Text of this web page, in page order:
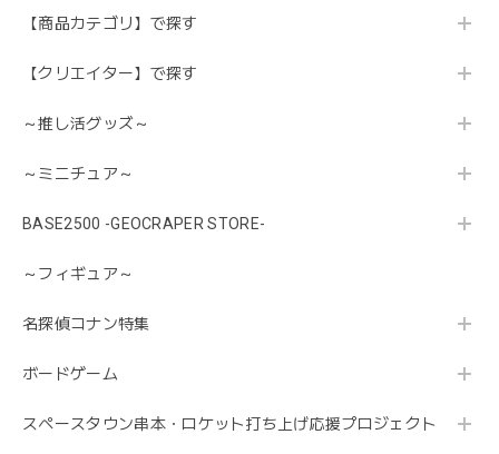
【商品カテゴリ】で探す
【クリエイター】で探す
～推し活グッズ～
～ミニチュア～
BASE2500 -GEOCRAPER STORE-
～フィギュア～
名探偵コナン特集
ボードゲーム
スペースタウン串本・ロケット打ち上げ応援プロジェクト